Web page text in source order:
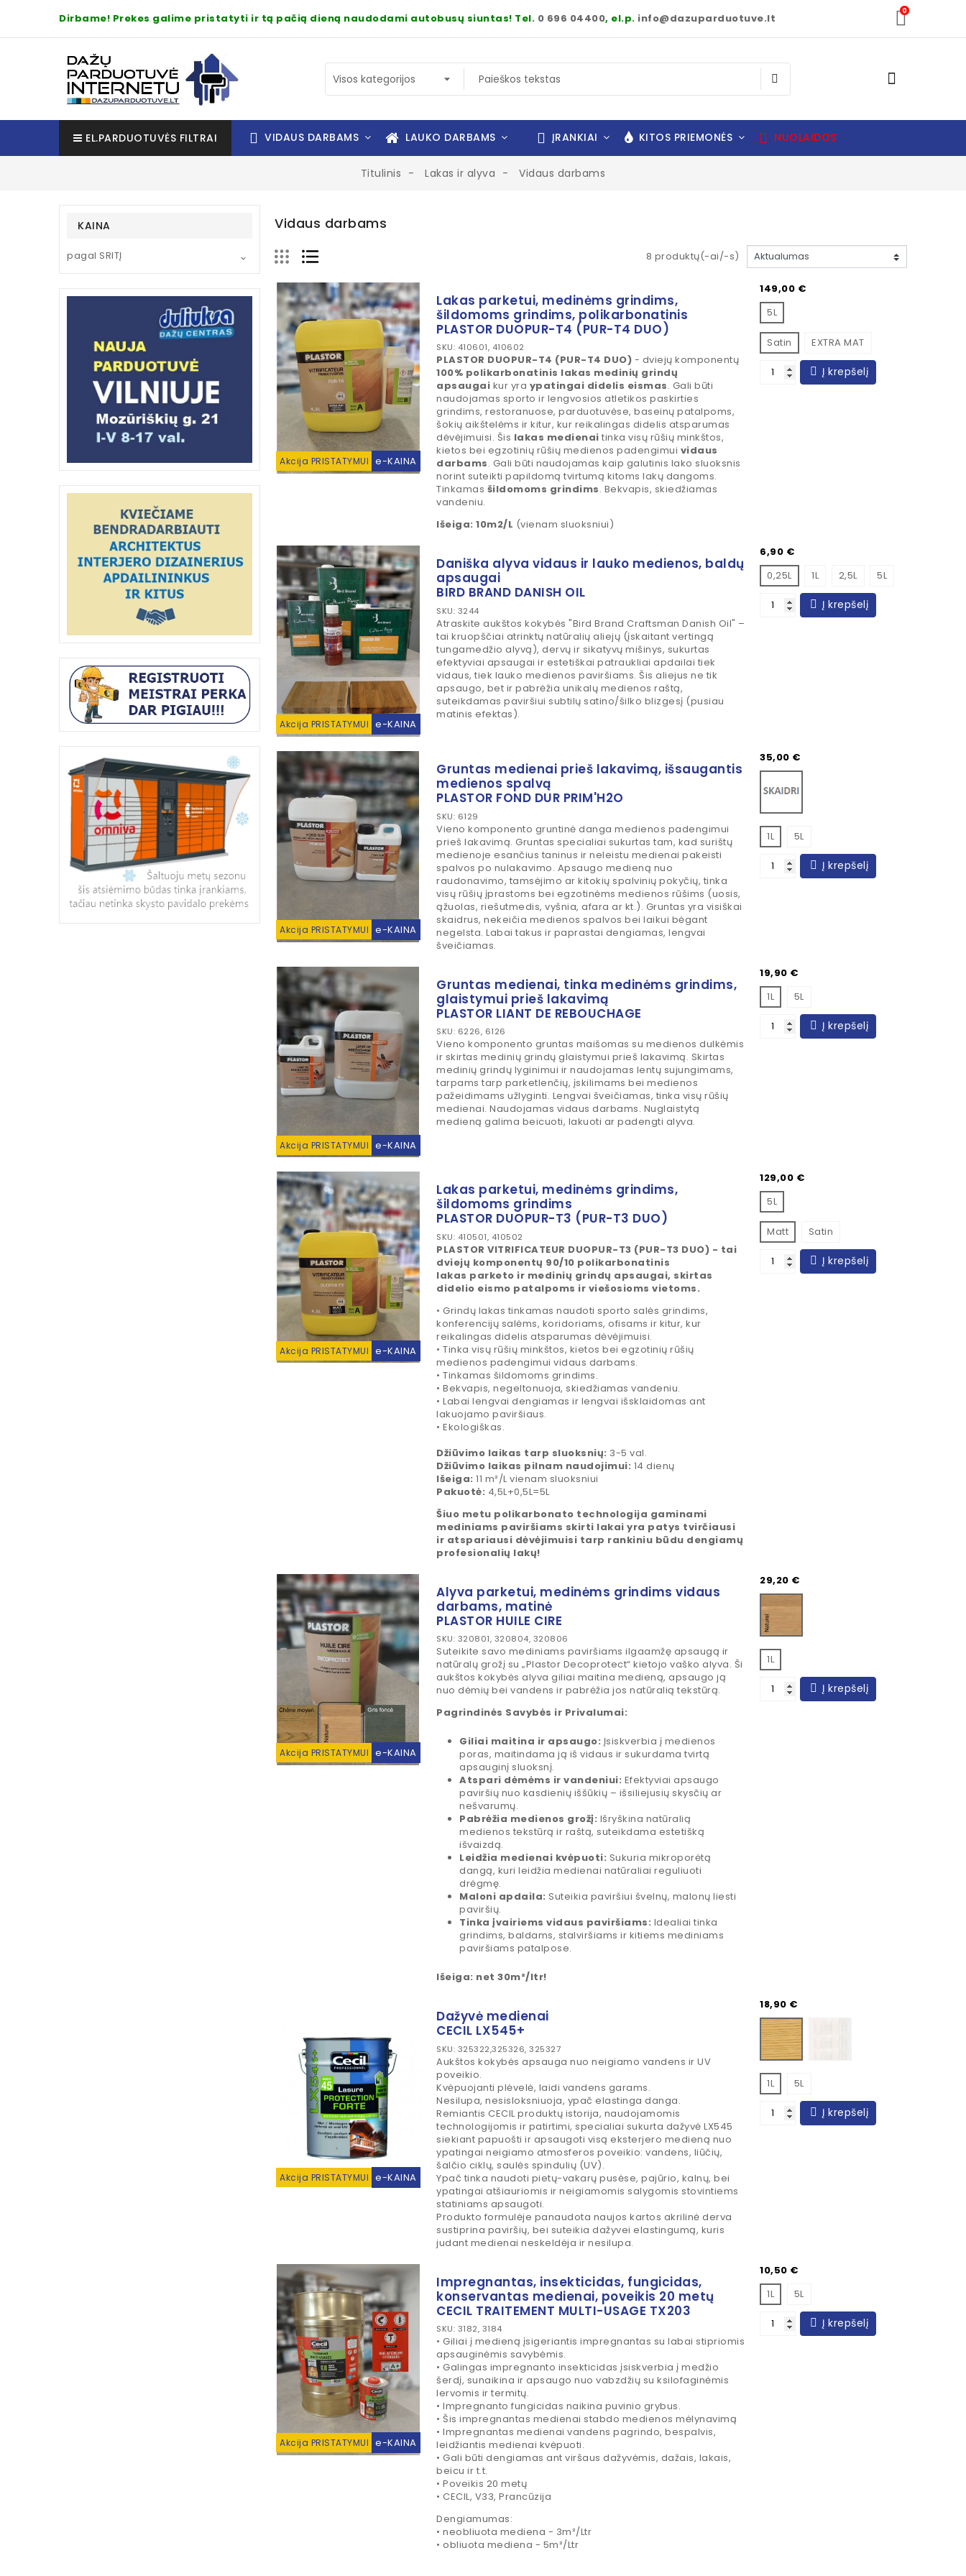
Dirbame! Prekes galime pristatyti ir tą pačią dieną naudodami autobusų siuntas! Tel. 0 696 04400, el.p. info@dazuparduotuve.lt
0
EL.PARDUOTUVĖS FILTRAI VIDAUS DARBAMS LAUKO DARBAMS ĮRANKIAI KITOS PRIEMONĖS NUOLAIDOS
Titulinis Lakas ir alyva Vidaus darbams
KAINA
pagal SRITĮ 
Vidaus darbams
8 produktų(-ai/-s)
Akcija PRISTATYMUI e-KAINA
Lakas parketui, medinėms grindims,
šildomoms grindims, polikarbonatinis
PLASTOR DUOPUR-T4 (PUR-T4 DUO)
SKU: 410601, 410602
PLASTOR DUOPUR-T4 (PUR-T4 DUO) - dviejų komponentų
100% polikarbonatinis lakas medinių grindų
apsaugai kur yra ypatingai didelis eismas. Gali būti
naudojamas sporto ir lengvosios atletikos paskirties
grindims, restoranuose, parduotuvėse, baseinų patalpoms,
šokių aikštelėms ir kitur, kur reikalingas didelis atsparumas
dėvėjimuisi. Šis lakas medienai tinka visų rūšių minkštos,
kietos bei egzotinių rūšių medienos padengimui vidaus
darbams. Gali būti naudojamas kaip galutinis lako sluoksnis
norint suteikti papildomą tvirtumą kitoms lakų dangoms.
Tinkamas šildomoms grindims. Bekvapis, skiedžiamas
vandeniu.
Išeiga: 10m2/L (vienam sluoksniui)
Kaina
149,00 €
5L
Satin EXTRA MAT
Į krepšelį
Akcija PRISTATYMUI e-KAINA
Daniška alyva vidaus ir lauko medienos, baldų
apsaugai
BIRD BRAND DANISH OIL
SKU: 3244
Atraskite aukštos kokybės "Bird Brand Craftsman Danish Oil" –
tai kruopščiai atrinktų natūralių aliejų (įskaitant vertingą
tungamedžio alyvą), dervų ir sikatyvų mišinys, sukurtas
efektyviai apsaugai ir estetiškai patraukliai apdailai tiek
vidaus, tiek lauko medienos paviršiams. Šis aliejus ne tik
apsaugo, bet ir pabrėžia unikalų medienos raštą,
suteikdamas paviršiui subtilų satino/šilko blizgesį (pusiau
matinis efektas).
Kaina
6,90 €
0,25L
1L 2,5L 5L
Į krepšelį
Akcija PRISTATYMUI e-KAINA
Gruntas medienai prieš lakavimą, išsaugantis
medienos spalvą
PLASTOR FOND DUR PRIM'H2O
SKU: 6129
Vieno komponento gruntinė danga medienos padengimui
prieš lakavimą. Gruntas specialiai sukurtas tam, kad surištų
medienoje esančius taninus ir neleistu medienai pakeisti
spalvos po nulakavimo. Apsaugo medieną nuo
raudonavimo, tamsėjimo ar kitokių spalvinių pokyčių, tinka
visų rūšių įprastoms bei egzotinėms medienos rūšims (uosis,
ąžuolas, riešutmedis, vyšnia, afara ar kt.). Gruntas yra visiškai
skaidrus, nekeičia medienos spalvos bei laikui bėgant
negelsta. Labai takus ir paprastai dengiamas, lengvai
šveičiamas.
Kaina
35,00 €
1L 5L
Į krepšelį
Akcija PRISTATYMUI e-KAINA
Gruntas medienai, tinka medinėms grindims,
glaistymui prieš lakavimą
PLASTOR LIANT DE REBOUCHAGE
SKU: 6226, 6126
Vieno komponento gruntas maišomas su medienos dulkėmis
ir skirtas medinių grindų glaistymui prieš lakavimą. Skirtas
medinių grindų lyginimui ir naudojamas lentų sujungimams,
tarpams tarp parketlenčių, įskilimams bei medienos
pažeidimams užlyginti. Lengvai šveičiamas, tinka visų rūšių
medienai. Naudojamas vidaus darbams. Nuglaistytą
medieną galima beicuoti, lakuoti ar padengti alyva.
Kaina
19,90 €
1L
5L
Į krepšelį
Akcija PRISTATYMUI e-KAINA
Lakas parketui, medinėms grindims,
šildomoms grindims
PLASTOR DUOPUR-T3 (PUR-T3 DUO)
SKU: 410501, 410502
PLASTOR VITRIFICATEUR DUOPUR-T3 (PUR-T3 DUO) - tai
dviejų komponentų 90/10 polikarbonatinis
lakas parketo ir medinių grindų apsaugai, skirtas
didelio eismo patalpoms ir viešosioms vietoms.
• Grindų lakas tinkamas naudoti sporto salės grindims,
konferencijų salėms, koridoriams, ofisams ir kitur, kur
reikalingas didelis atsparumas dėvėjimuisi.
• Tinka visų rūšių minkštos, kietos bei egzotinių rūšių
medienos padengimui vidaus darbams.
• Tinkamas šildomoms grindims.
• Bekvapis, negeltonuoja, skiedžiamas vandeniu.
• Labai lengvai dengiamas ir lengvai išsklaidomas ant
lakuojamo paviršiaus.
• Ekologiškas.
Džiūvimo laikas tarp sluoksnių: 3-5 val.
Džiūvimo laikas pilnam naudojimui: 14 dienų
Išeiga: 11 m²/L vienam sluoksniui
Pakuotė: 4,5L+0,5L=5L
Šiuo metu polikarbonato technologija gaminami
mediniams paviršiams skirti lakai yra patys tvirčiausi
ir atspariausi dėvėjimuisi tarp rankiniu būdu dengiamų
profesionalių lakų!
Kaina
129,00 €
5L
Matt Satin
Į krepšelį
Akcija PRISTATYMUI e-KAINA
Alyva parketui, medinėms grindims vidaus
darbams, matinė
PLASTOR HUILE CIRE
SKU: 320801, 320804, 320806
Suteikite savo mediniams paviršiams ilgaamžę apsaugą ir
natūralų grožį su „Plastor Decoprotect“ kietojo vaško alyva. Ši
aukštos kokybės alyva giliai maitina medieną, apsaugo ją
nuo dėmių bei vandens ir pabrėžia jos natūralią tekstūrą.
Pagrindinės Savybės ir Privalumai:
Giliai maitina ir apsaugo: Įsiskverbia į medienos
poras, maitindama ją iš vidaus ir sukurdama tvirtą
apsauginį sluoksnį.
Atspari dėmėms ir vandeniui: Efektyviai apsaugo
paviršių nuo kasdienių iššūkių – išsiliejusių skysčių ar
nešvarumų.
Pabrėžia medienos grožį: Išryškina natūralią
medienos tekstūrą ir raštą, suteikdama estetišką
išvaizdą.
Leidžia medienai kvėpuoti: Sukuria mikroporėtą
dangą, kuri leidžia medienai natūraliai reguliuoti
drėgmę.
Maloni apdaila: Suteikia paviršiui švelnų, malonų liesti
paviršių.
Tinka įvairiems vidaus paviršiams: Idealiai tinka
grindims, baldams, stalviršiams ir kitiems mediniams
paviršiams patalpose.
Išeiga: net 30m²/ltr!
Kaina
29,20 €
Naturel
1L
Į krepšelį
Akcija PRISTATYMUI e-KAINA
Dažyvė medienai
CECIL LX545+
SKU: 325322,325326, 325327
Aukštos kokybės apsauga nuo neigiamo vandens ir UV
poveikio.
Kvėpuojanti plėvelė, laidi vandens garams.
Nesilupa, nesisloksniuoja, ypač elastinga danga.
Remiantis CECIL produktų istorija, naudojamomis
technologijomis ir patirtimi, specialiai sukurta dažyvė LX545
siekiant papuošti ir apsaugoti visą eksterjero medieną nuo
ypatingai neigiamo atmosferos poveikio: vandens, liūčių,
šalčio ciklų, saulės spindulių (UV).
Ypač tinka naudoti pietų-vakarų pusėse, pajūrio, kalnų, bei
ypatingai atšiauriomis ir neigiamomis salygomis stovintiems
statiniams apsaugoti.
Produkto formulėje panaudota naujos kartos akrilinė derva
sustiprina paviršių, bei suteikia dažyvei elastingumą, kuris
judant medienai neskeldėja ir nesilupa.
Kaina
18,90 €
INCOLORE
1L 5L
Į krepšelį
Akcija PRISTATYMUI e-KAINA
Impregnantas, insekticidas, fungicidas,
konservantas medienai, poveikis 20 metų
CECIL TRAITEMENT MULTI-USAGE TX203
SKU: 3182, 3184
• Giliai į medieną įsigeriantis impregnantas su labai stipriomis
apsauginėmis savybėmis.
• Galingas impregnanto insekticidas įsiskverbia į medžio
šerdį, sunaikina ir apsaugo nuo vabzdžių su ksilofaginėmis
lervomis ir termitų.
• Impregnanto fungicidas naikina puvinio grybus.
• Šis impregnantas medienai stabdo medienos mėlynavimą
• Impregnantas medienai vandens pagrindo, bespalvis,
leidžiantis medienai kvėpuoti.
• Gali būti dengiamas ant viršaus dažyvėmis, dažais, lakais,
beicu ir t.t.
• Poveikis 20 metų
• CECIL, V33, Prancūzija
Dengiamumas:
• neobliuota mediena - 3m²/Ltr
• obliuota mediena - 5m²/Ltr
Kaina
10,50 €
1L
5L
Į krepšelį